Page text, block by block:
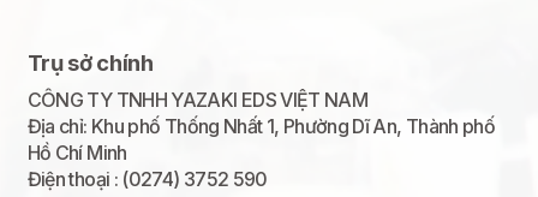
Trụ sở chính
CÔNG TY TNHH YAZAKI EDS VIỆT NAM
Địa chỉ: Khu phố Thống Nhất 1, Phường Dĩ An, Thành phố
Hồ Chí Minh
Điện thoại : (0274) 3752 590